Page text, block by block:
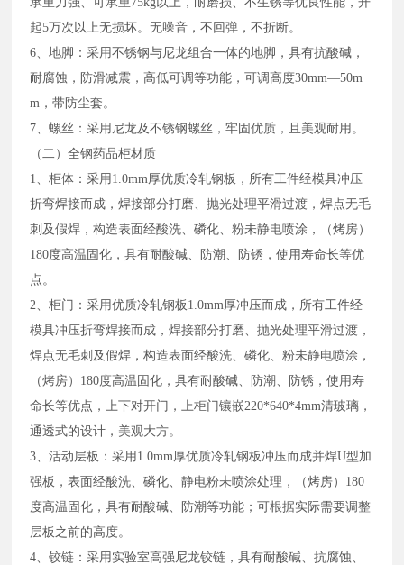
起5万次以上无损坏。无噪音，不回弹，不折断。
6、地脚：采用不锈钢与尼龙组合一体的地脚，具有抗酸碱，
耐腐蚀，防滑减震，高低可调等功能，可调高度30mm—50m
m，带防尘套。
7、螺丝：采用尼龙及不锈钢螺丝，牢固优质，且美观耐用。
（二）全钢药品柜材质
1、柜体：采用1.0mm厚优质冷轧钢板，所有工件经模具冲压
折弯焊接而成，焊接部分打磨、抛光处理平滑过渡，焊点无毛
刺及假焊，构造表面经酸洗、磷化、粉未静电喷涂，（烤房）
180度高温固化，具有耐酸碱、防潮、防锈，使用寿命长等优
点。
2、柜门：采用优质冷轧钢板1.0mm厚冲压而成，所有工件经
模具冲压折弯焊接而成，焊接部分打磨、抛光处理平滑过渡，
焊点无毛刺及假焊，构造表面经酸洗、磷化、粉未静电喷涂，
（烤房）180度高温固化，具有耐酸碱、防潮、防锈，使用寿
命长等优点，上下对开门，上柜门镶嵌220*640*4mm清玻璃，
通透式的设计，美观大方。
3、活动层板：采用1.0mm厚优质冷轧钢板冲压而成并焊U型加
强板，表面经酸洗、磷化、静电粉未喷涂处理，（烤房）180
度高温固化，具有耐酸碱、防潮等功能；可根据实际需要调整
层板之前的高度。
4、铰链：采用实验室高强尼龙铰链，具有耐酸碱、抗腐蚀、